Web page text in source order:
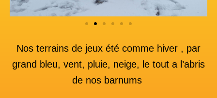
Nos terrains de jeux été comme hiver , par
grand bleu, vent, pluie, neige, le tout a l’abris
de nos barnums